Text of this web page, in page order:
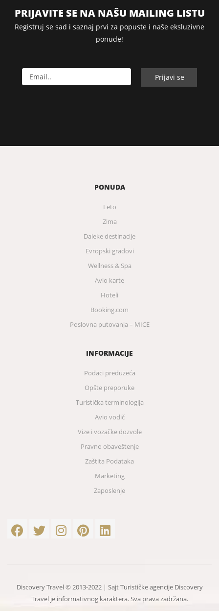
PRIJAVITE SE NA NAŠU MAILING LISTU
Registruj se sad i saznaj prvi za popuste i naše eksluzivne
ponude!
PONUDA
Leto
Zima
Daleke destinacije
Evropski gradovi
Wellness & Spa
Avio karte
Hoteli
Booking.com
Poslovna putovanja – MICE
INFORMACIJE
Podaci preduzeća
Opšte preporuke
Turistička terminologija
Avio vodič
Vize i vozačke dozvole
Pravno obaveštenje
Zaštita Podataka
Marketing
Zaposlenje
Discovery Travel © 2013-2022 | Sajt Turističke agencije Discovery
Travel je informativnog karaktera. Sva prava zadržana.